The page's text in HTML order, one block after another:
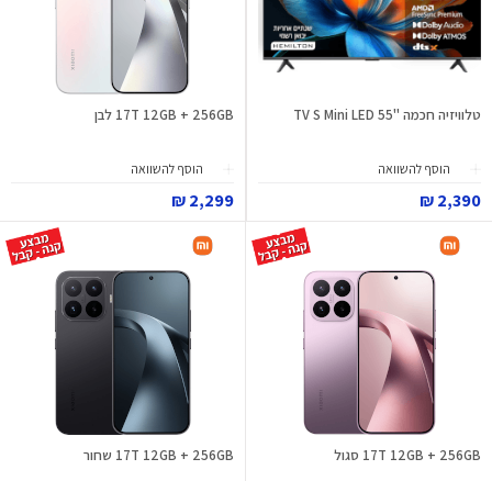
טלוויזיה חכמה "55 TV S Mini LED
הוסף להשוואה
2,390 ₪
17T 12GB + 256GB לבן
הוסף להשוואה
2,299 ₪
17T 12GB + 256GB סגול 17T 12GB + 256GB שחור